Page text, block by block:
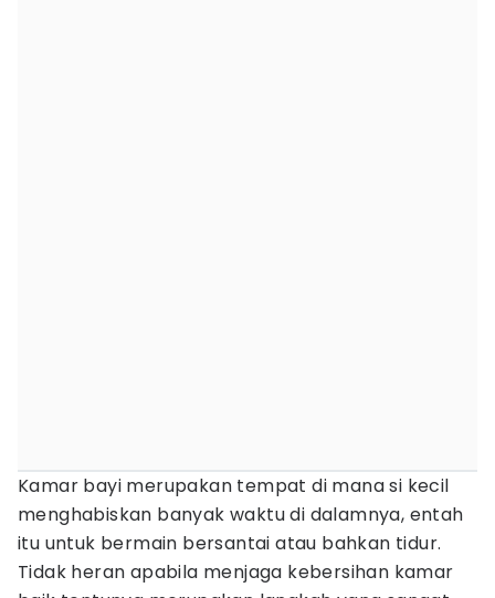
Kamar bayi merupakan tempat di mana si kecil
menghabiskan banyak waktu di dalamnya, entah
itu untuk bermain bersantai atau bahkan tidur.
Tidak heran apabila menjaga kebersihan kamar